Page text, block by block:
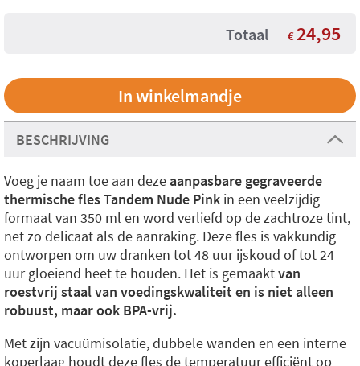
Totaal € 24,95
BESCHRIJVING
Voeg je naam toe aan dezeaanpasbare gegraveerde
thermische fles Tandem Nude Pink in een veelzijdig
formaat van 350 ml en word verliefd op de zachtroze tint,
net zo delicaat als de aanraking. Deze fles is vakkundig
ontworpen om uw dranken tot 48 uur ijskoud of tot 24
uur gloeiend heet te houden. Het is gemaaktvan
roestvrij staal van voedingskwaliteit en is niet alleen
robuust, maar ook BPA-vrij.
Met zijn vacuümisolatie, dubbele wanden en een interne
koperlaag houdt deze fles de temperatuur efficiënt op